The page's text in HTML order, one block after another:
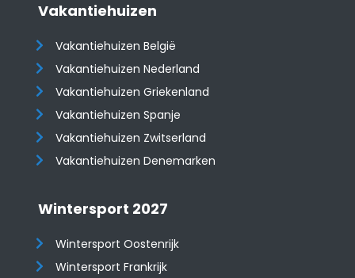
Vakantiehuizen
Vakantiehuizen België
Vakantiehuizen Nederland
Vakantiehuizen Griekenland
Vakantiehuizen Spanje
​​​​​​​Vakantiehuizen Zwitserland
Vakantiehuizen Denemarken
Wintersport 2027
Wintersport Oostenrijk
Wintersport Frankrijk